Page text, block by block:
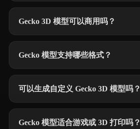
Gecko 3D 模型可以商用吗？
Gecko 模型支持哪些格式？
可以生成自定义 Gecko 3D 模型吗？
Gecko 模型适合游戏或 3D 打印吗？